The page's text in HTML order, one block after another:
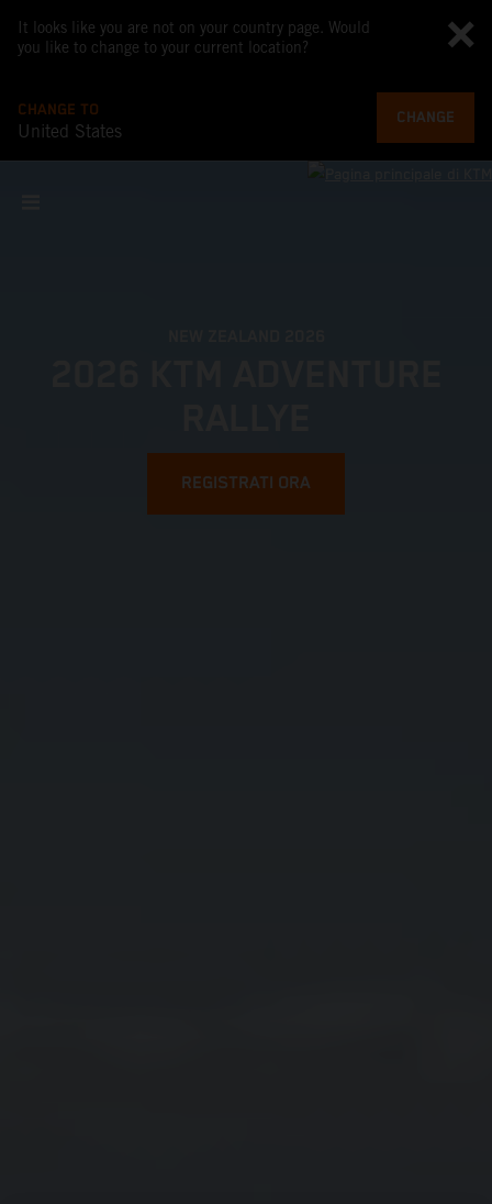
It looks like you are not on your country page. Would
you like to change to your current location?
CHANGE TO
United States
CHANGE
REGISTRATI ORA